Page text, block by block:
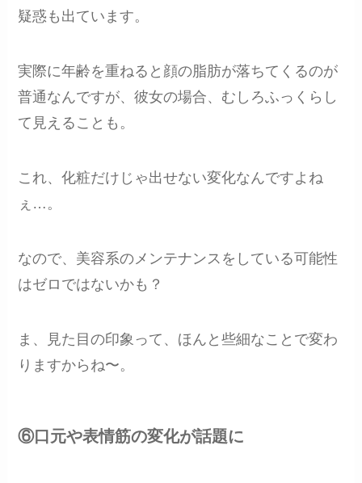
疑惑も出ています。
実際に年齢を重ねると顔の脂肪が落ちてくるのが
普通なんですが、彼女の場合、むしろふっくらし
て見えることも。
これ、化粧だけじゃ出せない変化なんですよね
ぇ…。
なので、美容系のメンテナンスをしている可能性
はゼロではないかも？
ま、見た目の印象って、ほんと些細なことで変わ
りますからね〜。
⑥口元や表情筋の変化が話題に